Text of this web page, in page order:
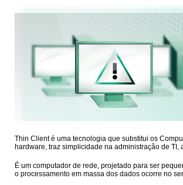
Thin Client é uma tecnologia que substitui os
hardware, traz simplicidade na administração de
É um computador de rede, projetado para ser
o processamento em massa dos dados ocorre no